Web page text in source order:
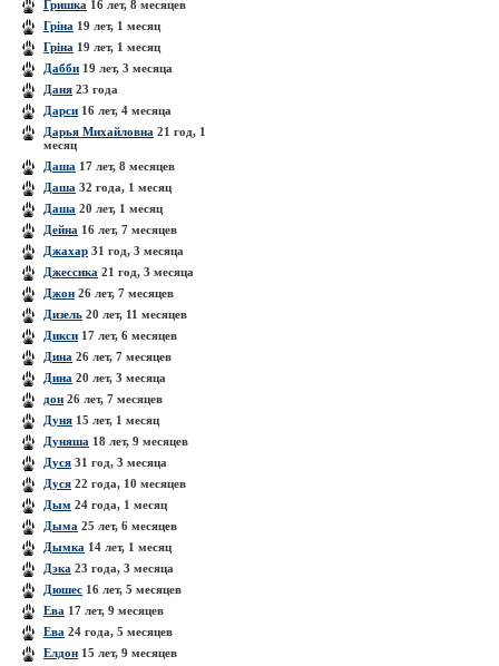
Гришка 16 лет, 8 месяцев
Гріна 19 лет, 1 месяц
Гріна 19 лет, 1 месяц
Дабби 19 лет, 3 месяца
Даня 23 года
Дарси 16 лет, 4 месяца
Дарья Михайловна 21 год, 1
месяц
Даша 17 лет, 8 месяцев
Даша 32 года, 1 месяц
Даша 20 лет, 1 месяц
Дейна 16 лет, 7 месяцев
Джахар 31 год, 3 месяца
Джессика 21 год, 3 месяца
Джон 26 лет, 7 месяцев
Дизель 20 лет, 11 месяцев
Дикси 17 лет, 6 месяцев
Дина 26 лет, 7 месяцев
Дина 20 лет, 3 месяца
дон 26 лет, 7 месяцев
Дуня 15 лет, 1 месяц
Дуняша 18 лет, 9 месяцев
Дуся 31 год, 3 месяца
Дуся 22 года, 10 месяцев
Дым 24 года, 1 месяц
Дыма 25 лет, 6 месяцев
Дымка 14 лет, 1 месяц
Дэка 23 года, 3 месяца
Дюшес 16 лет, 5 месяцев
Ева 17 лет, 9 месяцев
Ева 24 года, 5 месяцев
Елдон 15 лет, 9 месяцев